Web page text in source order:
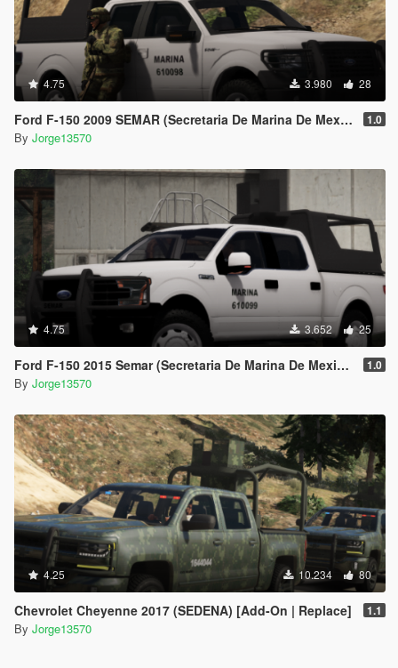
4.75 3.980 28
Ford F-150 2009 SEMAR (Secretaria De Marina De Mexico) [Replace l Add-On] 1.0
By Jorge13570
4.75 3.652 25
Ford F-150 2015 Semar (Secretaria De Marina De Mexico) [Replace l Add-On] 1.0
By Jorge13570
4.25 10.234 80
Chevrolet Cheyenne 2017 (SEDENA) [Add-On | Replace] 1.1
By Jorge13570